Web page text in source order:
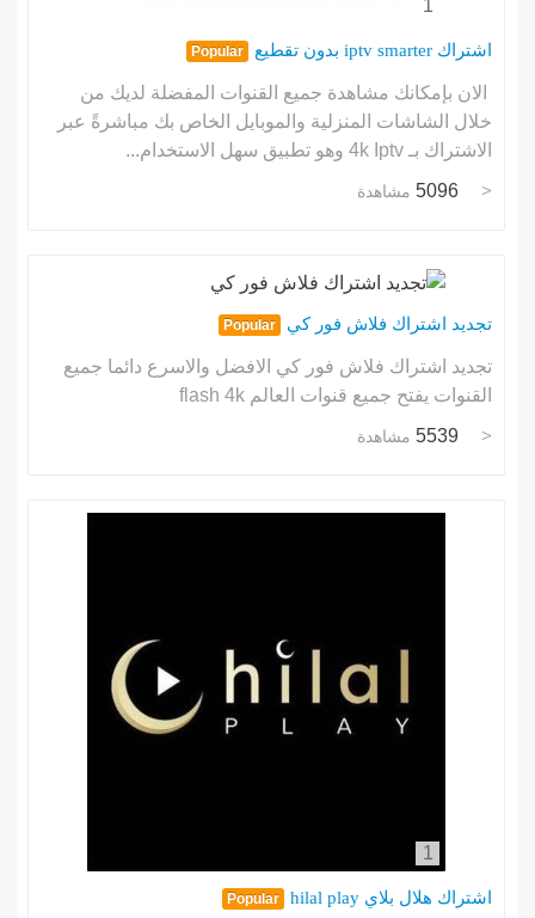
1
اشتراك iptv smarter بدون تقطيع Popular
الان بإمكانك مشاهدة جميع القنوات المفضلة لديك من
خلال الشاشات المنزلية والموبايل الخاص بك مباشرةً عبر
الاشتراك بـ 4k Iptv وهو تطبيق سهل الاستخدام...
5096 مشاهدة
تجديد اشتراك فلاش فور كي Popular
تجديد اشتراك فلاش فور كي الافضل والاسرع دائما جميع
القنوات يفتح جميع قنوات العالم flash 4k
5539 مشاهدة
1
اشتراك هلال بلاي hilal play Popular